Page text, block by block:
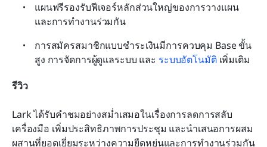
แผนฟรีรองรับฟีเจอร์หลักส่วนใหญ่ของการวางแผน
และการทำงานร่วมกัน
การสมัครสมาชิกแบบชำระเงินมีการควบคุม Base ขั้น
สูง การจัดการผู้ดูแลระบบ และ ระบบอัตโนมัติ เพิ่มเติม
รีวิว
Lark ได้รับคำชมอย่างสม่ำเสมอในเรื่องการลดการสลับ
เครื่องมือ เพิ่มประสิทธิภาพการประชุม และนำเสนอการผสม
ผสานที่ยอดเยี่ยมระหว่างความยืดหยุ่นและการทำงานร่วมกัน